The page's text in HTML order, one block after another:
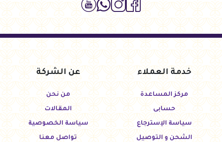
خدمة العملاء
مركز المساعدة
حسابى
سياسة الإسترجاع
الشحن و التوصيل
عن الشركة
من نحن
المقالات
سياسة الخصوصية
تواصل معنا